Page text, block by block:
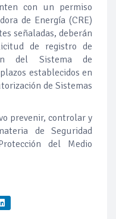
del crudo por posible
el mercado internacional
con un permiso
de Energía (CRE)
señaladas, deberán
de registro de
del Sistema de
establecidos en
de Sistemas
prevenir, controlar y
de Seguridad
del Medio